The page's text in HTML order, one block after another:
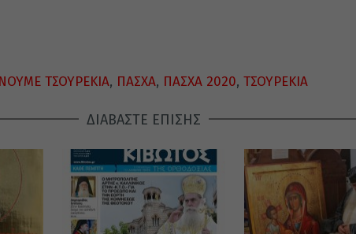
ΤΣΟΥΡΕΚΙΑ, ΠΑΣΧΑ, ΠΑΣΧΑ 2020, ΤΣΟΥΡΕΚΙΑ
ΔΙΑΒΑΣΤΕ ΕΠΙΣΗΣ